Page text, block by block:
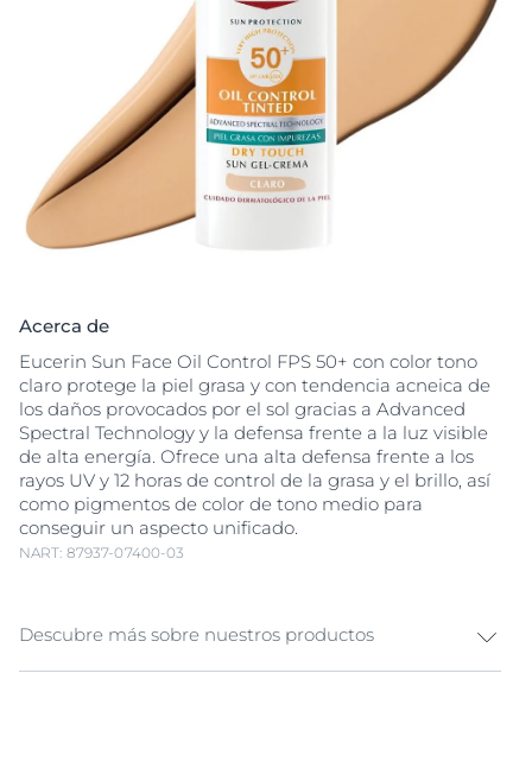
Acerca de
Eucerin Sun Face Oil Control FPS 50+ con color tono
claro protege la piel grasa y con tendencia acneica de
los daños provocados por el sol gracias a Advanced
Spectral Technology y la defensa frente a la luz visible
de alta energía. Ofrece una alta defensa frente a los
rayos UV y 12 horas de control de la grasa y el brillo, así
como pigmentos de color de tono medio para
conseguir un aspecto unificado.
NART: 87937-07400-03
Descubre más sobre nuestros productos